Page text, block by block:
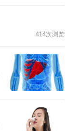
414次浏览